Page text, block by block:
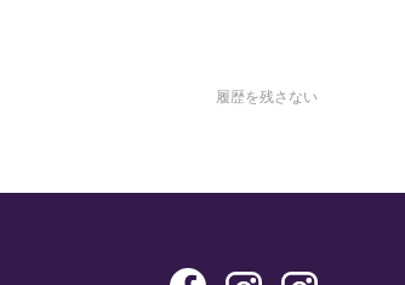
履歴を残さない